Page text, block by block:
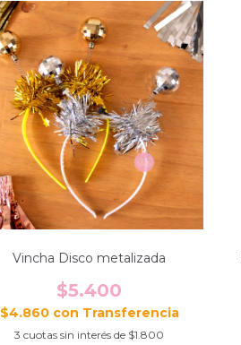
Vincha Disco metalizada
$5.400
$4.860 con
3 cuotas sin interés de $1.800